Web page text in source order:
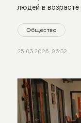
людей в возрасте
Общество
25.03.2026, 06:32